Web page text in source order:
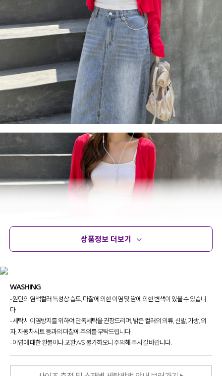
상품정보 더보기
WASHING
- 원단의 염색컬러 특성상 습도, 마찰에 의한 이염 및 땀에 의한 변색이 있을 수 있습니
다.
- 세탁시 이염방지를 위하여 단독세탁을 권장드리며, 밝은 컬러의 의류, 신발, 가방, 의
자, 자동차시트 등과의 마찰에 주의를 부탁드립니다.
- 이염에 대한 환불이나 교환 A/S 불가하오니 주의해 주시길 바랍니다.